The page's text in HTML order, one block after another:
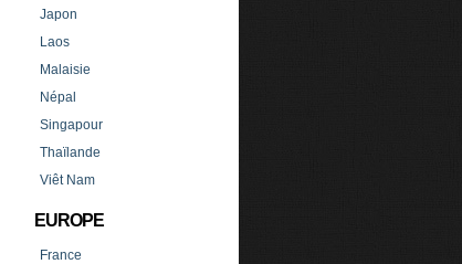
Japon
Laos
Malaisie
Népal
Singapour
Thaïlande
Viêt Nam
EUROPE
France